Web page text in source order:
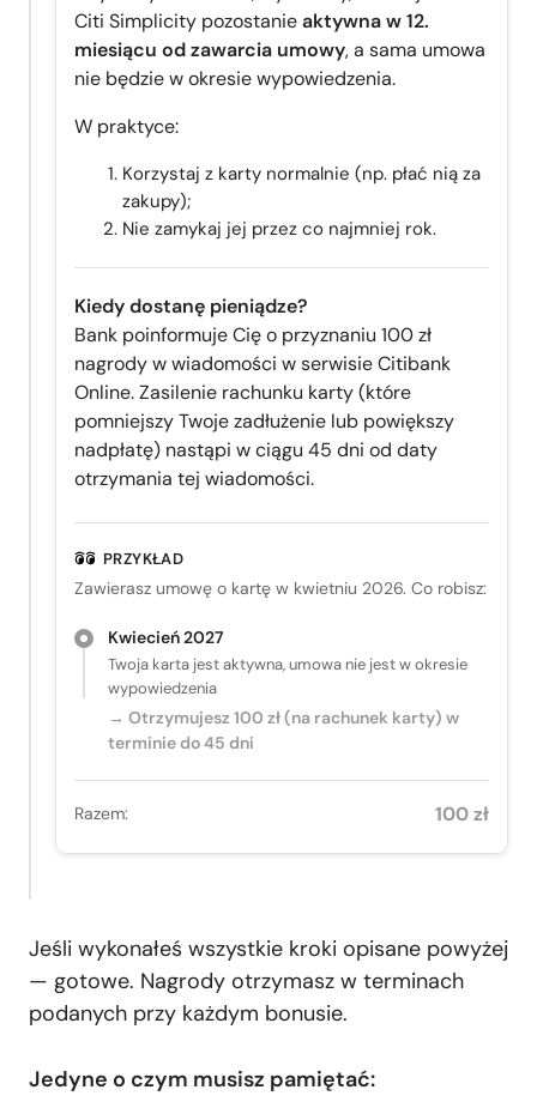
Citi Simplicity pozostanieaktywna w 12.
miesiącu od zawarcia umowy, a sama umowa
nie będzie w okresie wypowiedzenia.
W praktyce:
Korzystaj z karty normalnie (np. płać nią za
zakupy);
Nie zamykaj jej przez co najmniej rok.
Kiedy dostanę pieniądze?
Bank poinformuje Cię o przyznaniu 100 zł
nagrody w wiadomości w serwisie Citibank
Online. Zasilenie rachunku karty (które
pomniejszy Twoje zadłużenie lub powiększy
nadpłatę) nastąpi w ciągu 45 dni od daty
otrzymania tej wiadomości.
PRZYKŁAD
Zawierasz umowę o kartę w kwietniu 2026. Co robisz:
Kwiecień 2027
Twoja karta jest aktywna, umowa nie jest w okresie
wypowiedzenia
→ Otrzymujesz 100 zł (na rachunek karty) w
terminie do 45 dni
Razem: 100 zł
Jeśli wykonałeś wszystkie kroki opisane powyżej
— gotowe. Nagrody otrzymasz w terminach
podanych przy każdym bonusie.
Jedyne o czym musisz pamiętać: